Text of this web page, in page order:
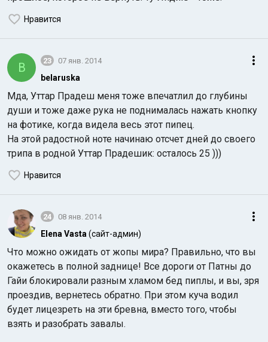
Нравится
B 23 07 янв. 2014
belaruska
Мда, Уттар Прадеш меня тоже впечатлил до глубины
души и тоже даже рука не поднималась нажать кнопку
на фотике, когда видела весь этот пипец.
На этой радостной ноте начинаю отсчет дней до своего
трипа в родной Уттар Прадешик: осталось 25 )))
Нравится
24 08 янв. 2014
Elena Vasta (сайт-админ)
Что можно ожидать от жопы мира? Правильно, что вы
окажетесь в полной заднице! Все дороги от Патны до
Гайи блокировали разным хламом бед пиплы, и вы, зря
проездив, вернетесь обратно. При этом куча водил
будет лицезреть на эти бревна, вместо того, чтобы
взять и разобрать завалы.